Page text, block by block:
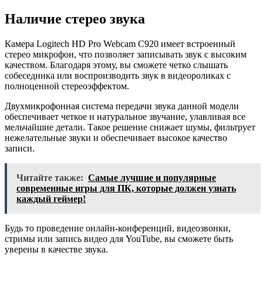
Наличие стерео звука
Камера Logitech HD Pro Webcam C920 имеет встроенный
стерео микрофон, что позволяет записывать звук с высоким
качеством. Благодаря этому, вы сможете четко слышать
собеседника или воспроизводить звук в видеороликах с
полноценной стереоэффектом.
Двухмикрофонная система передачи звука данной модели
обеспечивает четкое и натуральное звучание, улавливая все
мельчайшие детали. Такое решение снижает шумы, фильтрует
нежелательные звуки и обеспечивает высокое качество
записи.
Читайте также: Самые лучшие и популярные
современные игры для ПК, которые должен узнать
каждый геймер!
Будь то проведение онлайн-конференций, видеозвонки,
стримы или запись видео для YouTube, вы сможете быть
уверены в качестве звука.